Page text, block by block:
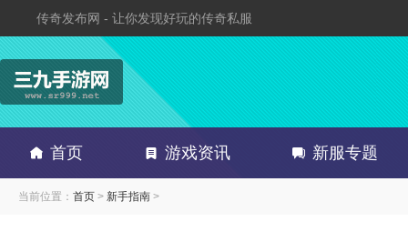
传奇发布网 - 让你发现好玩的传奇私服
首页 游戏资讯 新服专题
当前位置： 首页 > 新手指南 >